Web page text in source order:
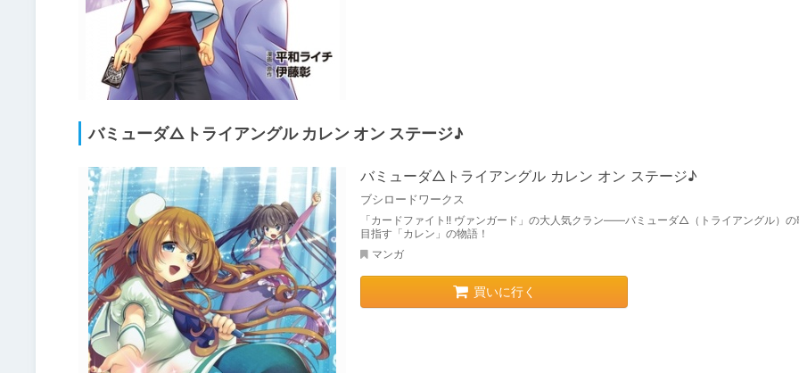
バミューダ△トライアングル カレン オン ステージ♪
バミューダ△トライアングル カレン オン ステージ♪
ブシロードワークス
「カードファイト!! ヴァンガード」の大人気クラン――バミューダ△（トライアングル）の
目指す「カレン」の物語！
マンガ
買いに行く